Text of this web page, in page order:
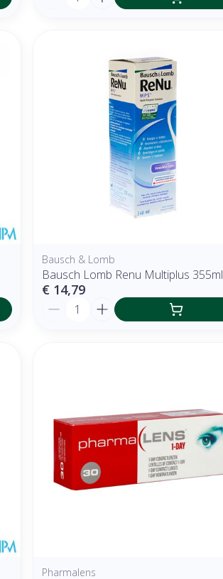
Bausch & Lomb
Bausch Lomb Renu Multiplus 355ml
€ 14,79
Aantal
Pharmalens